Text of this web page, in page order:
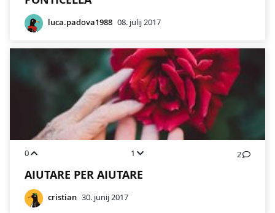
luca.padova1988 08. julij 2017
0 1 2
AIUTARE PER AIUTARE
cristian 30. junij 2017